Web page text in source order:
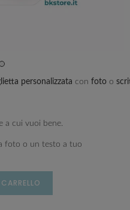
personalizzata con foto o
a cui vuoi bene.
foto o un testo a tuo